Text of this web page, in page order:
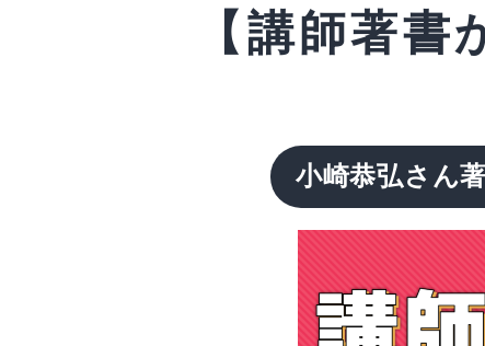
【講師著
小崎恭弘さん